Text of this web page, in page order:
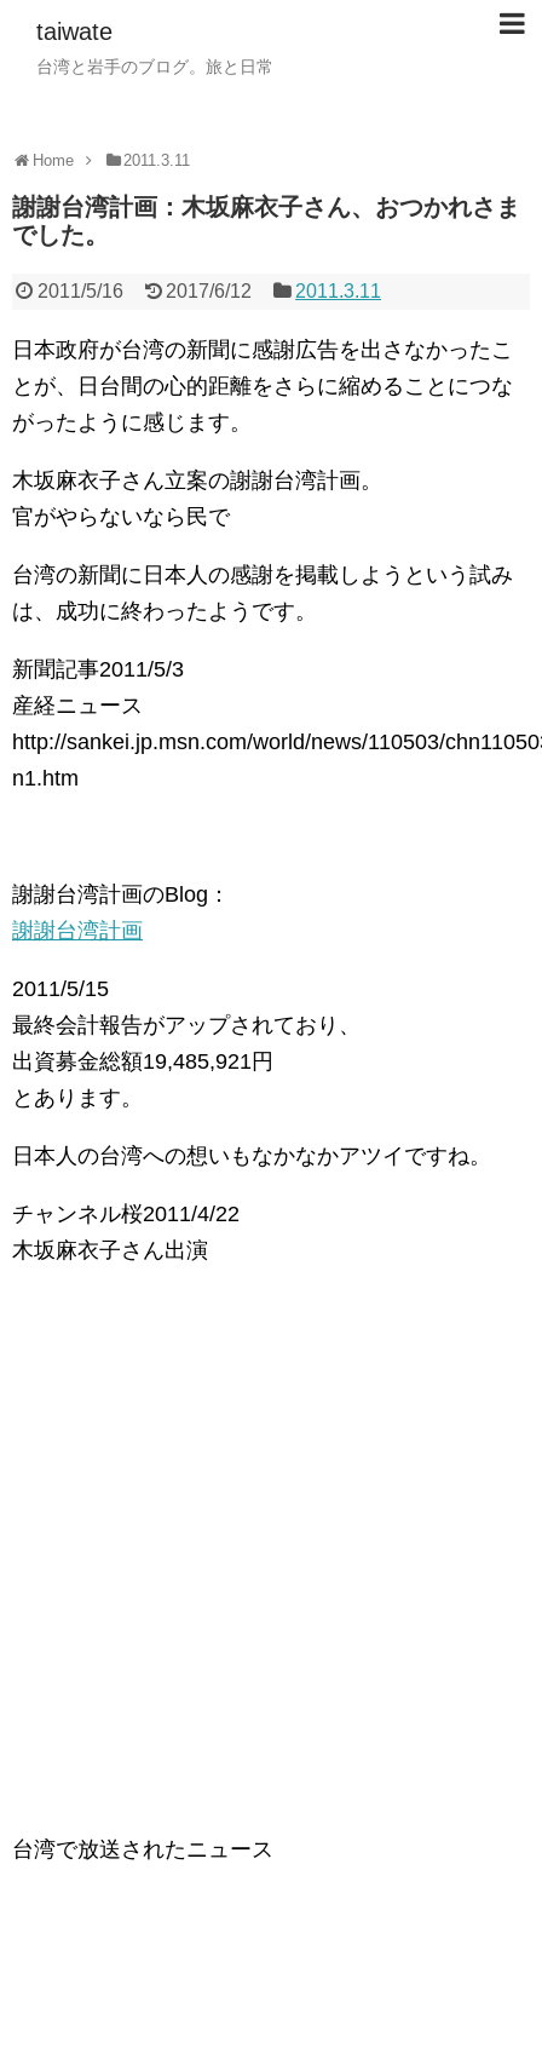
taiwate
台湾と岩手のブログ。旅と日常
Home 2011.3.11
謝謝台湾計画：木坂麻衣子さん、おつかれさま
でした。
2011/5/16 2017/6/12 2011.3.11
日本政府が台湾の新聞に感謝広告を出さなかったこ
とが、日台間の心的距離をさらに縮めることにつな
がったように感じます。
木坂麻衣子さん立案の謝謝台湾計画。
官がやらないなら民で
台湾の新聞に日本人の感謝を掲載しようという試み
は、成功に終わったようです。
新聞記事2011/5/3
産経ニュース
http://sankei.jp.msn.com/world/news/110503/
n1.htm
謝謝台湾計画のBlog：
謝謝台湾計画
2011/5/15
最終会計報告がアップされており、
出資募金総額19,485,921円
とあります。
日本人の台湾への想いもなかなかアツイですね。
チャンネル桜2011/4/22
木坂麻衣子さん出演
台湾で放送されたニュース